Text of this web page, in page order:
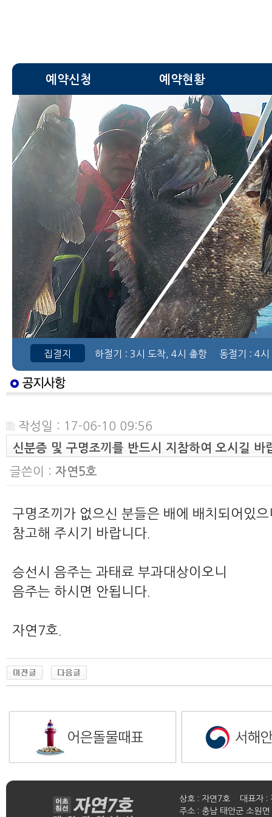
예약신청 예약현황
집결지 하절기 : 3시 도착, 4시 출항 동절기 : 4시
작성일 : 17-06-10 09:56
신분증 및 구명조끼를 반드시 지참하여 오시길 바
글쓴이 : 자연5호
구명조끼가 없으신 분들은 배에 배치되어있으
참고해 주시기 바랍니다.
승선시 음주는 과태료 부과대상이오니
음주는 하시면 안됩니다.
자연7호.
상호 : 자연7호 대표자
주소 : 충남 태안군 소원